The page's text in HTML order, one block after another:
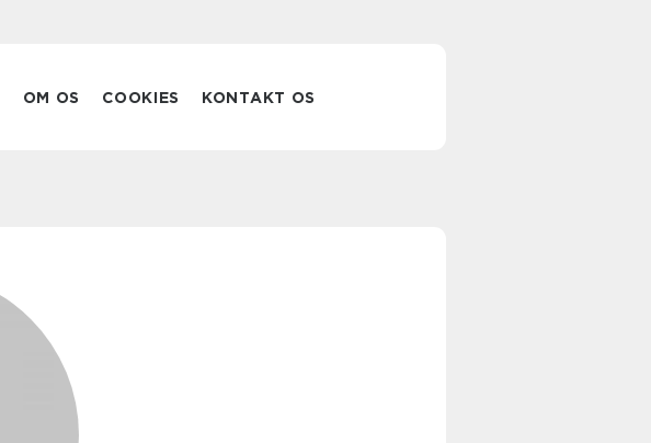
OM OS COOKIES KONTAKT OS